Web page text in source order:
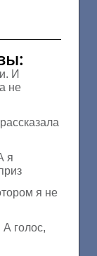
И
не
я
я не
голос,